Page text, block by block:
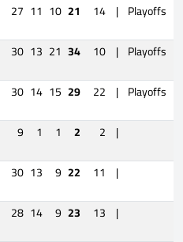
27 11 10 21 14 | Playoffs
30 13 21 34 10 | Playoffs
30 14 15 29 22 | Playoffs
9 1 1 2 2 |
30 13 9 22 11
|
28 14 9 23 13 |